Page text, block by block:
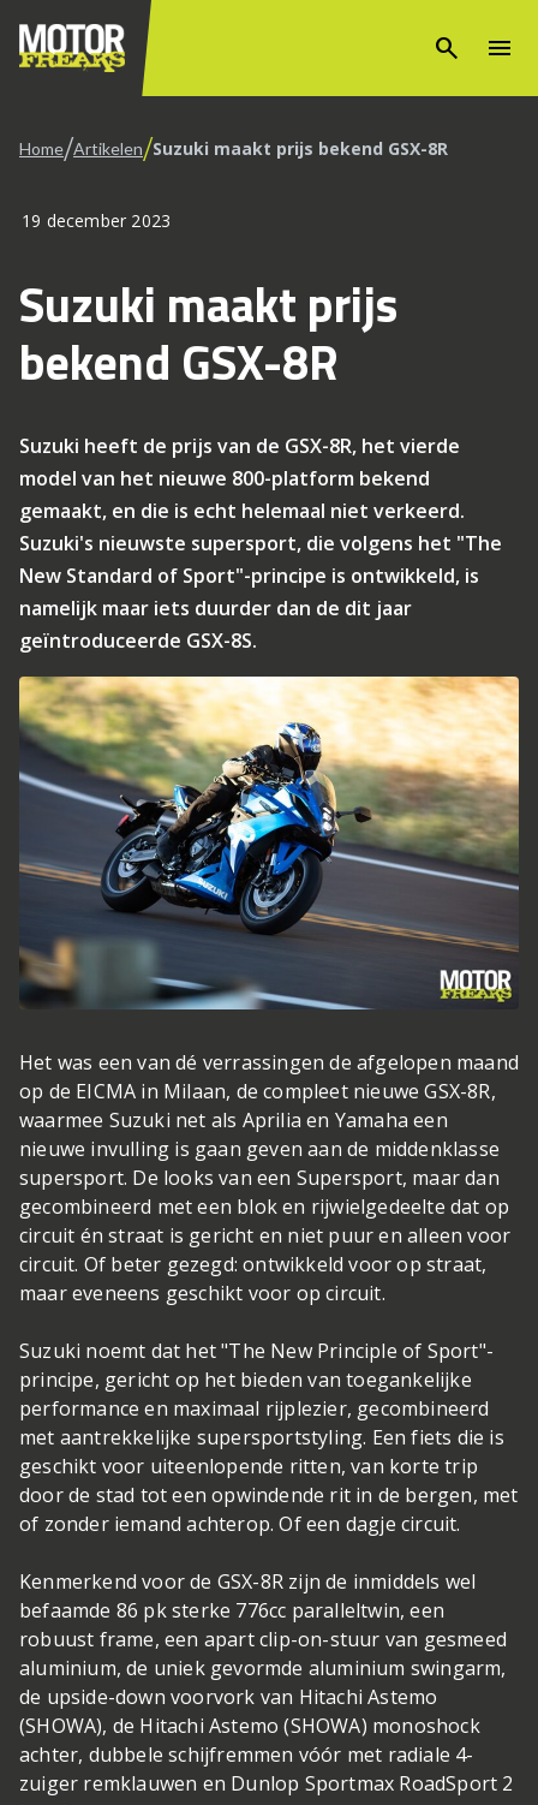
search menu
Home/Artikelen/Suzuki maakt prijs bekend GSX-8R
19 december 2023
Suzuki maakt prijs
bekend GSX-8R
Suzuki heeft de prijs van de GSX-8R, het vierde
model van het nieuwe 800-platform bekend
gemaakt, en die is echt helemaal niet verkeerd.
Suzuki's nieuwste supersport, die volgens het "The
New Standard of Sport"-principe is ontwikkeld, is
namelijk maar iets duurder dan de dit jaar
geïntroduceerde GSX-8S.
Het was een van dé verrassingen de afgelopen maand
op de EICMA in Milaan, de compleet nieuwe GSX-8R,
waarmee Suzuki net als Aprilia en Yamaha een
nieuwe invulling is gaan geven aan de middenklasse
supersport. De looks van een Supersport, maar dan
gecombineerd met een blok en rijwielgedeelte dat op
circuit én straat is gericht en niet puur en alleen voor
circuit. Of beter gezegd: ontwikkeld voor op straat,
maar eveneens geschikt voor op circuit.
Suzuki noemt dat het "The New Principle of Sport"-
principe, gericht op het bieden van toegankelijke
performance en maximaal rijplezier, gecombineerd
met aantrekkelijke supersportstyling. Een fiets die is
geschikt voor uiteenlopende ritten, van korte trip
door de stad tot een opwindende rit in de bergen, met
of zonder iemand achterop. Of een dagje circuit.
Kenmerkend voor de GSX-8R zijn de inmiddels wel
befaamde 86 pk sterke 776cc paralleltwin, een
robuust frame, een apart clip-on-stuur van gesmeed
aluminium, de uniek gevormde aluminium swingarm,
de upside-down voorvork van Hitachi Astemo
(SHOWA), de Hitachi Astemo (SHOWA) monoshock
achter, dubbele schijfremmen vóór met radiale 4-
zuiger remklauwen en Dunlop Sportmax RoadSport 2